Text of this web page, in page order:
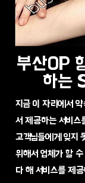
부산OP
하는
지금 이 자리에서
서 제공하는 서비스
고객님들에게 잊지
위해서 업체가 할
다 해 서비스를 제